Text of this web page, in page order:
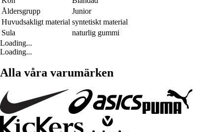
Åldersgrupp
Junior
Huvudsakligt material syntetiskt material
Sula
naturlig gummi
Loading...
Loading...
Alla våra varumärken